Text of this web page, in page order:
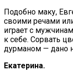
Подобно маку,
своими речами
играет с
к себе. Сорвать
дурманом — дано
Екатерина.